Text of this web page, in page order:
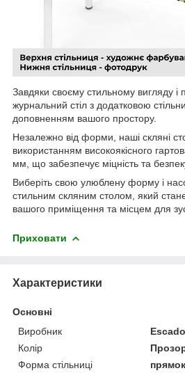
Завдяки своєму стильному вигляду і
журнальний стіл з додатковою
доповненням вашого простору.
Незалежно від форми, наші скляні
використанням високоякісного
мм, що забезпечує міцність та
Виберіть свою улюблену форму і
стильним скляним столом, який
вашого приміщення та місцем для
Приховати
Характеристики
Основні
Виробник
Escado
Колір
Форма стільниці